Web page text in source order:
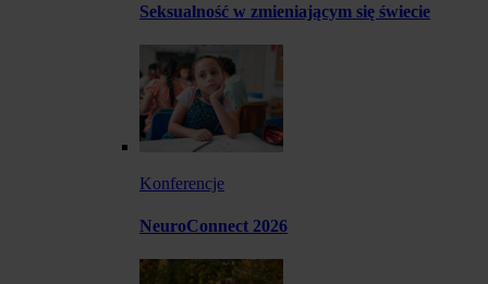
Seksualność w zmieniającym się świecie
Konferencje
NeuroConnect 2026